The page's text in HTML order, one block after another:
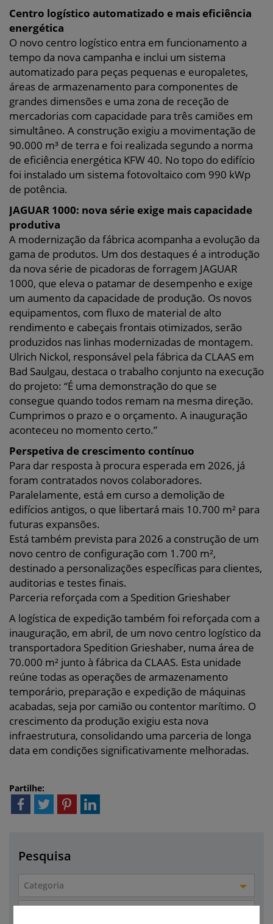
Centro logístico automatizado e mais eficiência
energética
O novo centro logístico entra em funcionamento a
tempo da nova campanha e inclui um sistema
automatizado para peças pequenas e europaletes,
áreas de armazenamento para componentes de
grandes dimensões e uma zona de receção de
mercadorias com capacidade para três camiões em
simultâneo. A construção exigiu a movimentação de
90.000 m³ de terra e foi realizada segundo a norma
de eficiência energética KFW 40. No topo do edifício
foi instalado um sistema fotovoltaico com 990 kWp
de potência.
JAGUAR 1000: nova série exige mais capacidade
produtiva
A modernização da fábrica acompanha a evolução da
gama de produtos. Um dos destaques é a introdução
da nova série de picadoras de forragem JAGUAR
1000, que eleva o patamar de desempenho e exige
um aumento da capacidade de produção. Os novos
equipamentos, com fluxo de material de alto
rendimento e cabeçais frontais otimizados, serão
produzidos nas linhas modernizadas de montagem.
Ulrich Nickol, responsável pela fábrica da CLAAS em
Bad Saulgau, destaca o trabalho conjunto na execução
do projeto: “É uma demonstração do que se
consegue quando todos remam na mesma direção.
Cumprimos o prazo e o orçamento. A inauguração
aconteceu no momento certo.”
Perspetiva de crescimento contínuo
Para dar resposta à procura esperada em 2026, já
foram contratados novos colaboradores.
Paralelamente, está em curso a demolição de
edifícios antigos, o que libertará mais 10.700 m² para
futuras expansões.
Está também prevista para 2026 a construção de um
novo centro de configuração com 1.700 m²,
destinado a personalizações específicas para clientes,
auditorias e testes finais.
Parceria reforçada com a Spedition Grieshaber
A logística de expedição também foi reforçada com a
inauguração, em abril, de um novo centro logístico da
transportadora Spedition Grieshaber, numa área de
70.000 m² junto à fábrica da CLAAS. Esta unidade
reúne todas as operações de armazenamento
temporário, preparação e expedição de máquinas
acabadas, seja por camião ou contentor marítimo. O
crescimento da produção exigiu esta nova
infraestrutura, consolidando uma parceria de longa
data em condições significativamente melhoradas.
Partilhe:
Pesquisa
Categoria